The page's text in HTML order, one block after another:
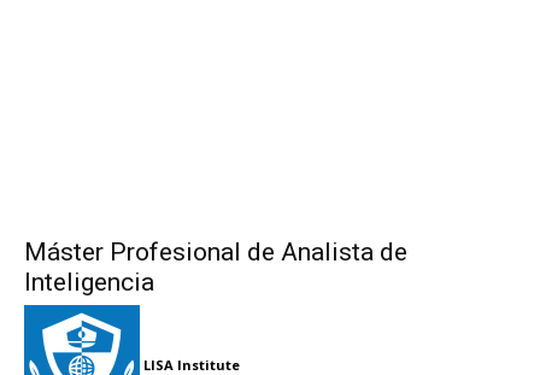
Máster Profesional de Analista de
Inteligencia
LISA Institute